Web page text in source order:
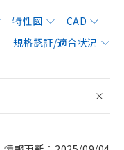
特性図
CAD
規格認証/適合状況